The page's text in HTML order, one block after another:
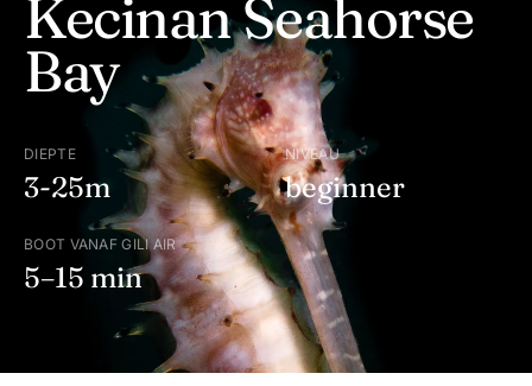
Kecinan Seahorse
Bay
DIEPTE
3-25m
NIVEAU
beginner
BOOT VANAF GILI AIR
5–15 min